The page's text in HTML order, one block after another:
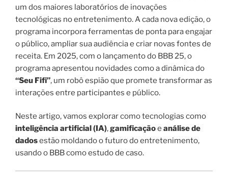
um dos maiores laboratórios de inovações
tecnológicas no entretenimento. A cada nova edição, o
programa incorpora ferramentas de ponta para engajar
o público, ampliar sua audiência e criar novas fontes de
receita. Em 2025, com o lançamento do BBB 25, o
programa apresentou novidades como a dinâmica do
“Seu Fifi”, um robô espião que promete transformar as
interações entre participantes e público.
Neste artigo, vamos explorar como tecnologias como
inteligência artificial (IA),gamificaçãoe análise de
dadosestão moldando o futuro do entretenimento,
usando o BBB como estudo de caso.